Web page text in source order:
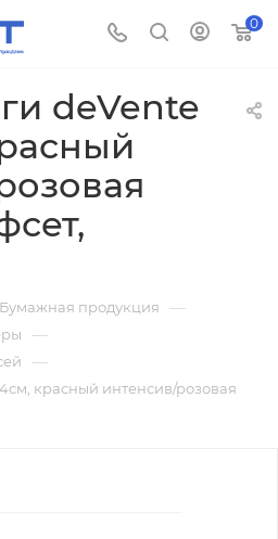
0
deVente
Бумажная продукция —
—
—
красный интенсив/розовая